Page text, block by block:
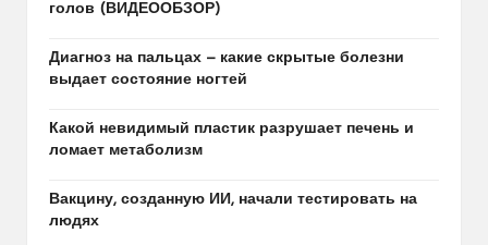
голов (ВИДЕООБЗОР)
Диагноз на пальцах — какие скрытые болезни
выдает состояние ногтей
Какой невидимый пластик разрушает печень и
ломает метаболизм
Вакцину, созданную ИИ, начали тестировать на
людях